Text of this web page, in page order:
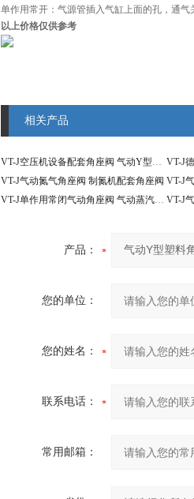
单作用常开：气源管插入气缸上面的孔，通气
以上价格仅供参考
相关产品
VT-J空压机设备配套角座阀 气动Y型直角阀
VT-J气动氮气角座阀 制氮机配套角座阀 VT-J
VT-J单作用常闭气动角座阀 气动蒸汽角座阀
产品：
您的单位：
您的姓名：
联系电话：
常用邮箱：